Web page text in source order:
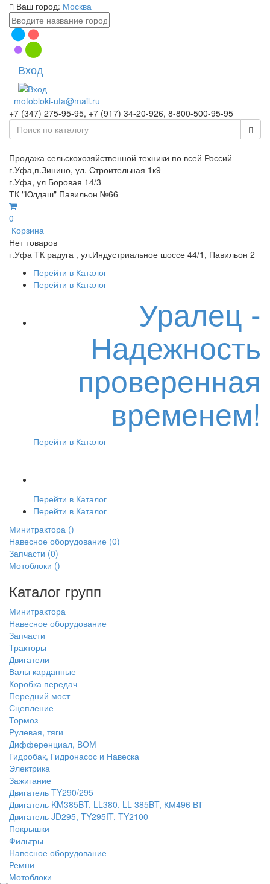
Ваш город: Москва
Вход
motobloki-ufa@mail.ru
+7 (347) 275-95-95, +7 (917) 34-20-926, 8-800-500-95-95
Продажа сельскохозяйственной техники по всей Россий
г.Уфа,п.Зинино, ул. Строительная 1к9
г.Уфа, ул Боровая 14/3
ТК "Юлдаш" Павильон №66
0
Корзина
Нет товаров
г.Уфа ТК радуга , ул.Индустриальное шоссе 44/1, Павильон 2
Перейти в Каталог
Перейти в Каталог
Уралец -
Надежность
проверенная
временем!
Перейти в Каталог
Перейти в Каталог
Перейти в Каталог
Минитрактора ()
Навесное оборудование (0)
Запчасти (0)
Мотоблоки ()
Каталог групп
Минитрактора
Навесное оборудование
Запчасти
Тракторы
Двигатели
Валы карданные
Коробка передач
Передний мост
Сцепление
Тормоз
Рулевая, тяги
Дифференциал, ВОМ
Гидробак, Гидронасос и Навеска
Электрика
Зажигание
Двигатель TY290/295
Двигатель KM385BT, LL380, LL 385BT, КМ496 ВТ
Двигатель JD295, TY295IT, TY2100
Покрышки
Фильтры
Навесное оборудование
Ремни
Мотоблоки